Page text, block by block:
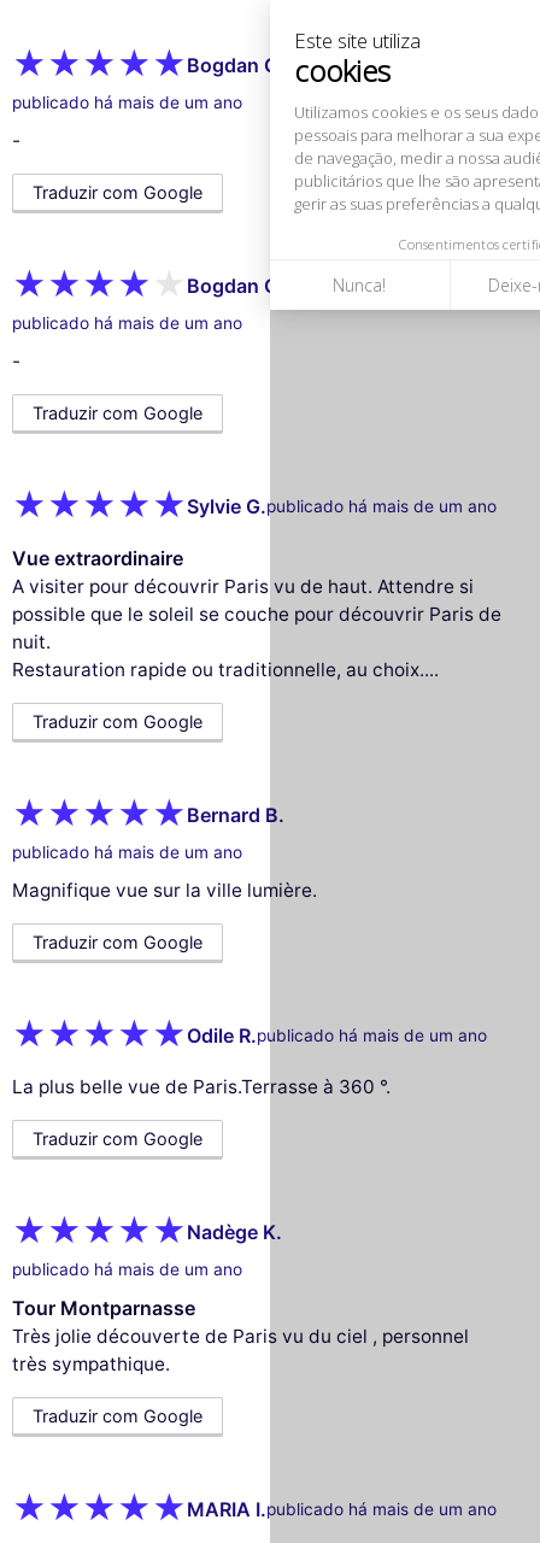
gerir as suas preferências a qualquer momento.
Deixe-me ver Ok para mim
Bogdan Ciprian O.
publicado há mais de um ano
-
Traduzir com Google
Bogdan Ciprian O.
publicado há mais de um ano
-
Traduzir com Google
Sylvie G.publicado há mais de um ano
Vue extraordinaire
A visiter pour découvrir Paris vu de haut. Attendre si
possible que le soleil se couche pour découvrir Paris de
nuit.
Restauration rapide ou traditionnelle, au choix....
Traduzir com Google
Bernard B.
publicado há mais de um ano
Magnifique vue sur la ville lumière.
Traduzir com Google
Odile R.publicado há mais de um ano
La plus belle vue de Paris.Terrasse à 360 °.
Traduzir com Google
Nadège K.
publicado há mais de um ano
Tour Montparnasse
Très jolie découverte de Paris vu du ciel , personnel
très sympathique.
Traduzir com Google
MARIA I.publicado há mais de um ano